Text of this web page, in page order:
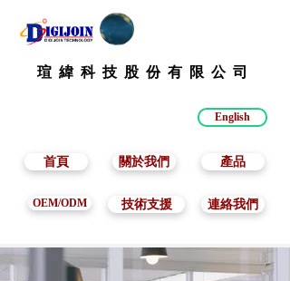
瑄 緯 科 技 股 份 有 限 公 司
English
首頁
OEM/ODM
關於我們
技術支援
產品
連絡我們